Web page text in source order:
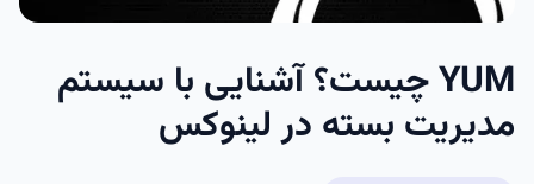
YUM چیست؟ آشنایی با سیستم
مدیریت بسته در لینوکس